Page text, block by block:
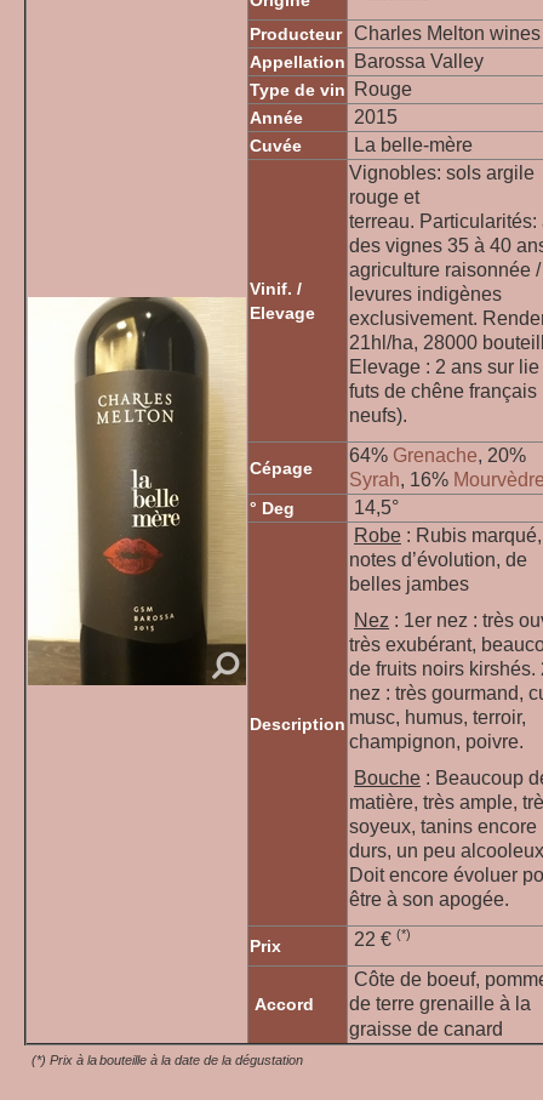
Producteur Charles Melton wines
Appellation Barossa Valley
Type de vin Rouge
Année 2015
Cuvée La belle-mère
Vinif. /
Elevage
Vignobles: sols argile
rouge et
terreau. Particularités:
des vignes 35 à 40
agriculture raisonnée /
levures indigènes
exclusivement.
21hl/ha, 28000
Elevage : 2 ans sur
futs de chêne français
neufs).
Cépage
64% Grenache, 20%
Syrah, 16%
° Deg 14,5°
Description
Robe : Rubis marqué,
notes d’évolution, de
belles jambes
Nez : 1er nez : très
très exubérant,
de fruits noirs kirshés.
nez : très gourmand,
musc, humus, terroir,
champignon, poivre.
Bouche : Beaucoup
matière, très ample,
soyeux, tanins encore
durs, un peu
Doit encore évoluer
être à son apogée.
Prix 22 € (*)
Accord
Côte de boeuf,
de terre grenaille à la
graisse de canard
(*) Prix à la bouteille à la date de la dégustation